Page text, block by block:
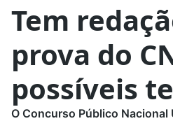
Tem
prova do
possíveis
O Concurso Público